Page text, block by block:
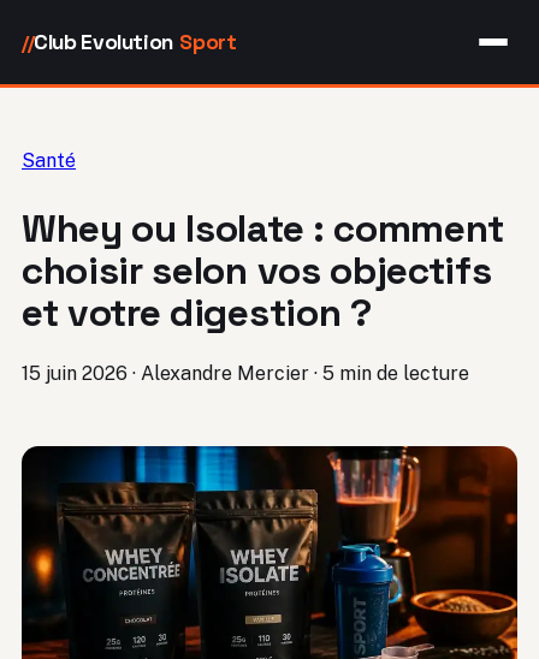
//Club Evolution Sport
Santé
Whey ou Isolate : comment
choisir selon vos objectifs
et votre digestion ?
15 juin 2026 · Alexandre Mercier · 5 min de lecture